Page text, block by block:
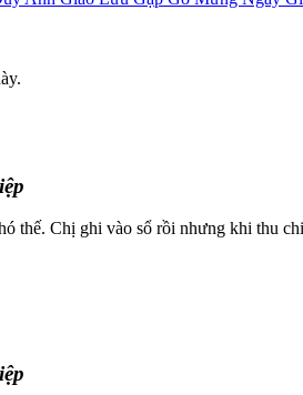
thế. Chị ghi vào sổ rồi nhưng khi thu